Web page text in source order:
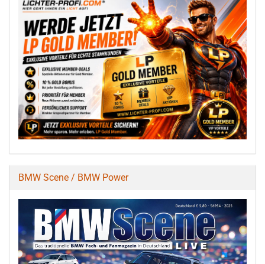
BMW Scene / BMW Power